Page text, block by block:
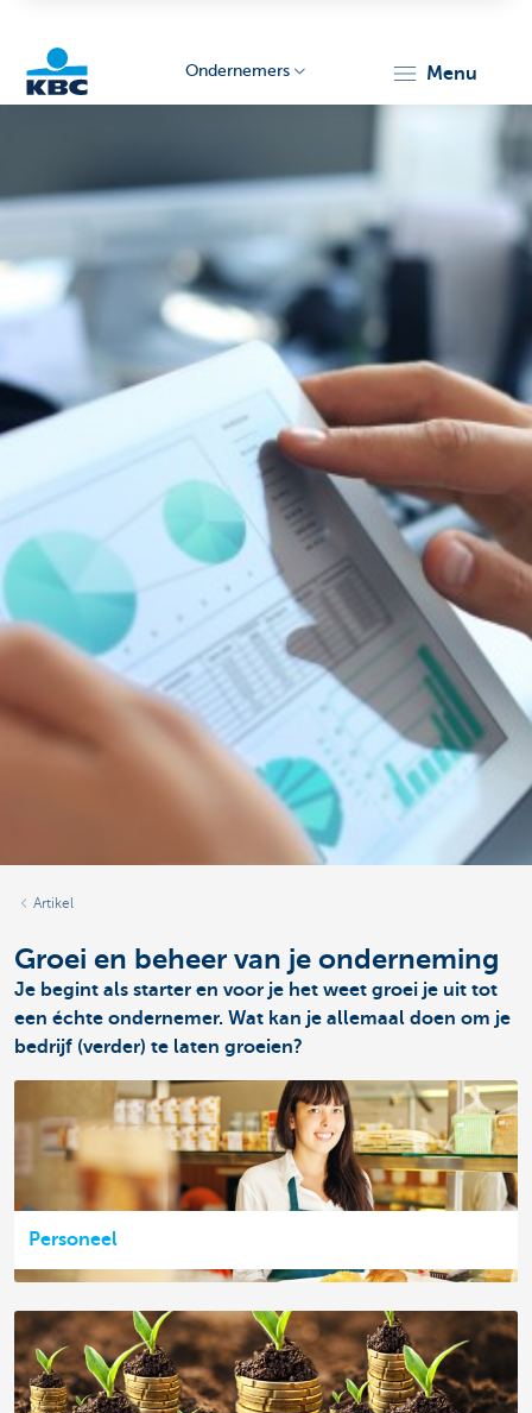
Ondernemers menu
Artikel
Groei en beheer van je onderneming
Je begint als starter en voor je het weet groei je uit tot
een échte ondernemer. Wat kan je allemaal doen om je
bedrijf (verder) te laten groeien?
Personeel